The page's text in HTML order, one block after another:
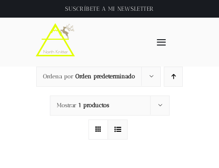
al
SUSCRÍBETE A MI NEWSLETTER
Toggle
Inicio
About
Tienda
Ordena por Orden predeterminado
Mostrar 1 productos